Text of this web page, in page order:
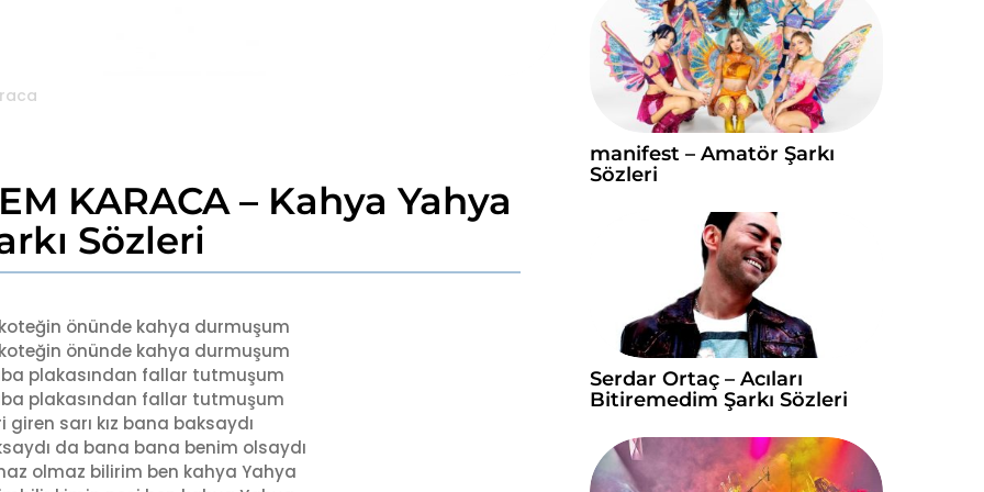
KARACA – Kahya Yahya
Sözleri
önünde kahya durmuşum
önünde kahya durmuşum
plakasından fallar tutmuşum
plakasından fallar tutmuşum
giren sarı kız bana baksaydı
da bana bana benim olsaydı
olmaz bilirim ben kahya Yahya
manifest – Amatör Şarkı
Sözleri
Serdar Ortaç – Acıları
Bitiremedim Şarkı Sözleri